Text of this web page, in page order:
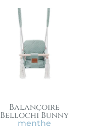
Balançoire
Bellochi Bunny
menthe